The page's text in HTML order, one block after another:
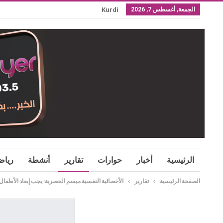
الجمعة, أغسطس 7, 2026 Kurdi
الرئيسية أخبار حوارات تقارير أنشطة
الصفحة الرئيسية تقارير الأخصائية النفسية ميسم الحصرية: يجب إبعاد